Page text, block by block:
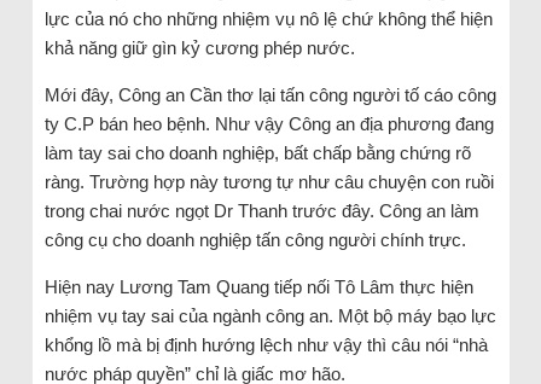
lực của nó cho những nhiệm vụ nô lệ chứ không thể hiện
khả năng giữ gìn kỷ cương phép nước.
Mới đây, Công an Cần thơ lại tấn công người tố cáo công
ty C.P bán heo bệnh. Như vậy Công an địa phương đang
làm tay sai cho doanh nghiệp, bất chấp bằng chứng rõ
ràng. Trường hợp này tương tự như câu chuyện con ruồi
trong chai nước ngọt Dr Thanh trước đây. Công an làm
công cụ cho doanh nghiệp tấn công người chính trực.
Hiện nay Lương Tam Quang tiếp nối Tô Lâm thực hiện
nhiệm vụ tay sai của ngành công an. Một bộ máy bạo lực
khổng lồ mà bị định hướng lệch như vậy thì câu nói “nhà
nước pháp quyền” chỉ là giấc mơ hão.